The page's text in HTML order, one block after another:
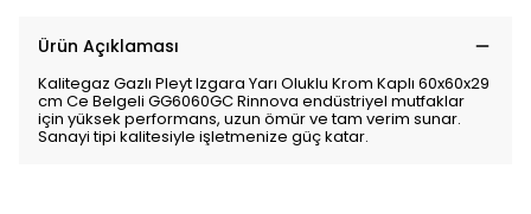
Ürün Açıklaması
Kalitegaz Gazlı Pleyt Izgara Yarı Oluklu Krom Kaplı 60x60x29
cm Ce Belgeli GG6060GC Rinnova endüstriyel mutfaklar
için yüksek performans, uzun ömür ve tam verim sunar.
Sanayi tipi kalitesiyle işletmenize güç katar.